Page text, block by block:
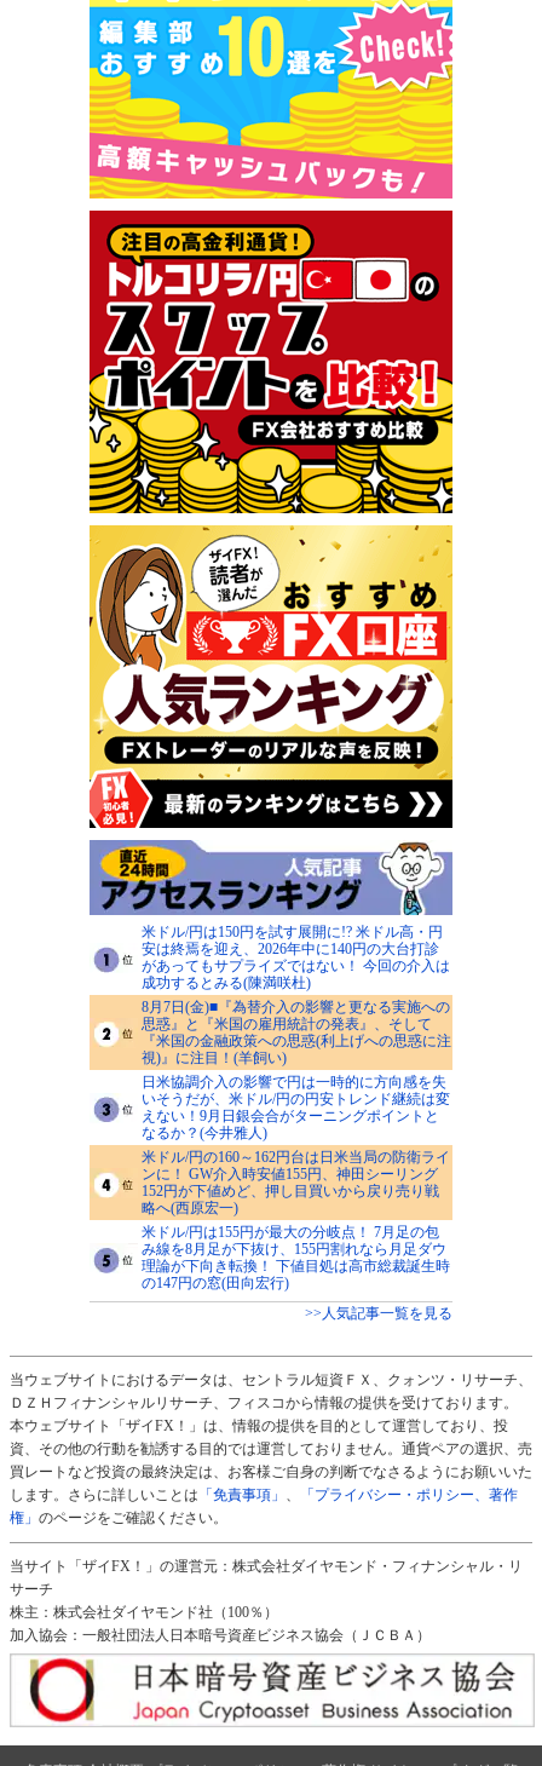
米ドル/円は150円を試す展開に!? 米ドル高・円
安は終焉を迎え、2026年中に140円の大台打診
があってもサプライズではない！ 今回の介入は
成功するとみる(陳満咲杜)
8月7日(金)■『為替介入の影響と更なる実施への
思惑』と『米国の雇用統計の発表』、そして
『米国の金融政策への思惑(利上げへの思惑に注
視)』に注目！(羊飼い)
日米協調介入の影響で円は一時的に方向感を失
いそうだが、米ドル/円の円安トレンド継続は変
えない！9月日銀会合がターニングポイントと
なるか？(今井雅人)
米ドル/円の160～162円台は日米当局の防衛ライ
ンに！ GW介入時安値155円、神田シーリング
152円が下値めど、押し目買いから戻り売り戦
略へ(西原宏一)
米ドル/円は155円が最大の分岐点！ 7月足の包
み線を8月足が下抜け、155円割れなら月足ダウ
理論が下向き転換！ 下値目処は高市総裁誕生時
の147円の窓(田向宏行)
>>人気記事一覧を見る
当ウェブサイトにおけるデータは、セントラル短資ＦＸ、クォンツ・リサーチ、
ＤＺＨフィナンシャルリサーチ、フィスコから情報の提供を受けております。
本ウェブサイト「ザイFX！」は、情報の提供を目的として運営しており、投
資、その他の行動を勧誘する目的では運営しておりません。通貨ペアの選択、売
買レートなど投資の最終決定は、お客様ご自身の判断でなさるようにお願いいた
します。さらに詳しいことは 「免責事項」
「プライバシー・ポリシー、著作
権」 のページをご確認ください。
当サイト「ザイFX！」の運営元：株式会社ダイヤモンド・フィナンシャル・リ
サーチ
株主：株式会社ダイヤモンド社（100％）
加入協会：一般社団法人日本暗号資産ビジネス協会（ＪＣＢＡ）